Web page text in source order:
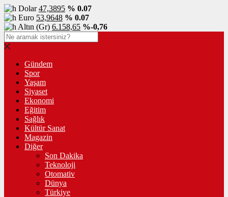
Dolar47,3895 % 0.07
Euro 53,9648 % 0.07
Altın (Gr) 6.158,65 %-0,76
Gündem
Spor
Yaşam
Siyaset
Ekonomi
Eğitim
Sağlık
Kültür Sanat
Magazin
Diğer
Son Dakika
Teknoloji
Otomativ
Dünya
Türkiye